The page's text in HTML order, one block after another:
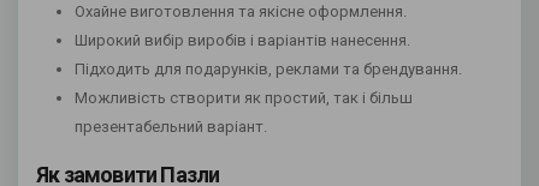
Охайне виготовлення та якісне оформлення.
Широкий вибір виробів і варіантів нанесення.
Підходить для подарунків, реклами та брендування.
Можливість створити як простий, так і більш
презентабельний варіант.
Як замовити Пазли